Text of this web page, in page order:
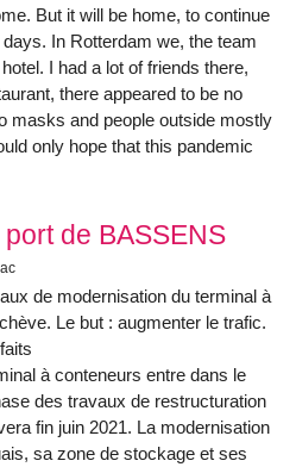
But it will be home, to continue
In Rotterdam we, the team
I had a lot of friends there,
there appeared to be no
masks and people outside mostly
only hope that this pandemic
de BASSENS
de modernisation du terminal à
Le but : augmenter le trafic.
à conteneurs entre dans le
des travaux de restructuration
fin juin 2021. La modernisation
sa zone de stockage et ses